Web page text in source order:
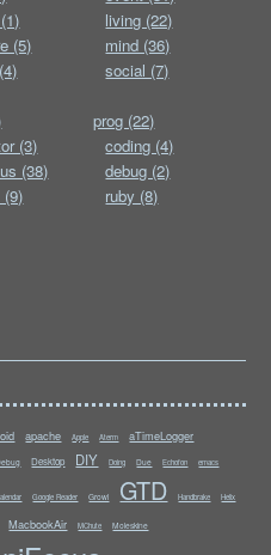
(5)
living (22)
mind (36)
social (7)
(3)
(38)
(9)
prog (22)
coding (4)
debug (2)
ruby (8)
apache Apple Aterm aTimeLogger
Desktop DIY Doing Due Echofon emacs
Google Reader Growl GTD Handbrake Helix
MacbookAir MChute Moleskine